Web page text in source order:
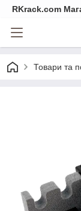
RKrack.com
Товари та